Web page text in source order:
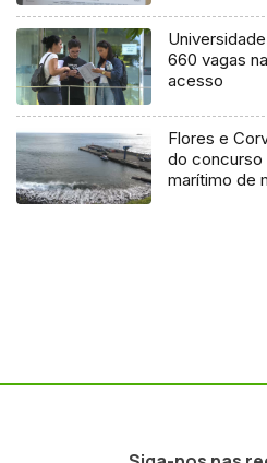
660 vagas
acesso
Flores e
do concurso
marítimo de